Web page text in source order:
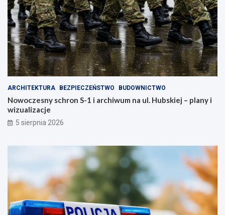
ARCHITEKTURA BEZPIECZEŃSTWO BUDOWNICTWO
Nowoczesny schron S-1 i archiwum na ul. Hubskiej – plany i
wizualizacje
5 sierpnia 2026